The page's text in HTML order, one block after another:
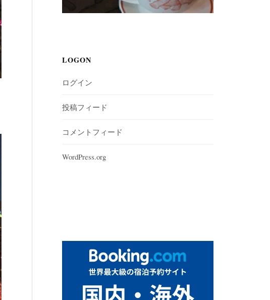
LOGON
ログイン
投稿フィード
コメントフィード
WordPress.org